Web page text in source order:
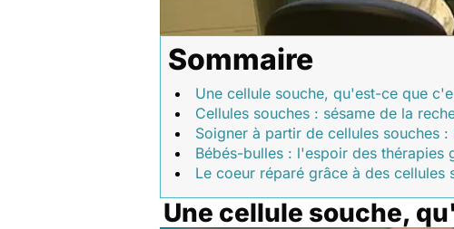
Sommaire
Une cellule souche, qu'est-ce que
Cellules souches : sésame de la
Soigner à partir de cellules souches
Bébés-bulles : l'espoir des thérapies
Le coeur réparé grâce à des cellules
Une cellule souche,